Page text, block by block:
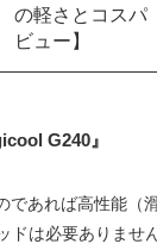
の軽さとコスパ
ビュー】
G240』
であれば高性能（
ドは必要ありません